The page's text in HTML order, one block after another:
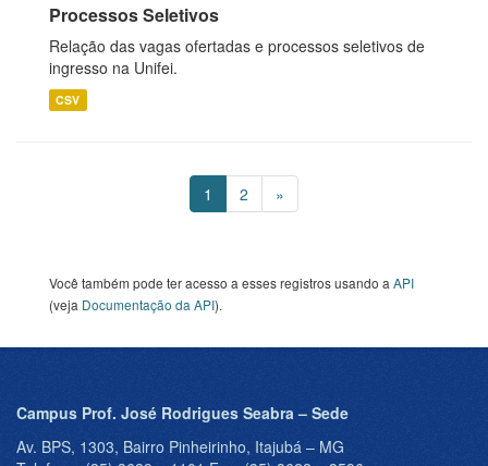
Processos Seletivos
Relação das vagas ofertadas e processos seletivos de
ingresso na Unifei.
CSV
1 2 »
Você também pode ter acesso a esses registros usando a API
(veja Documentação da API).
Campus Prof. José Rodrigues Seabra – Sede
Av. BPS, 1303, Bairro Pinheirinho, Itajubá – MG